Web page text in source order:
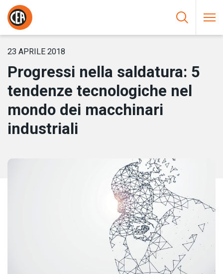
Vai al contenuto
HOME/
TECNOLOGICHE NEL MONDO DEI MACCHINARI INDUSTRIALI
23 APRILE 2018
Progressi nella saldatura: 5
tendenze tecnologiche nel
mondo dei macchinari
industriali